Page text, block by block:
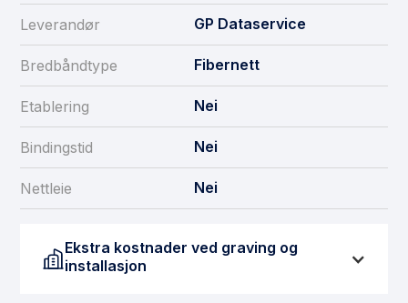
Leverandør GP Dataservice
Bredbåndtype Fibernett
Etablering Nei
Bindingstid Nei
Nettleie Nei
Ekstra kostnader ved graving og
installasjon